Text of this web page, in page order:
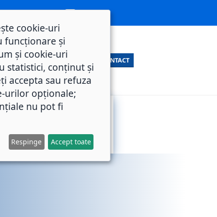
CONTACT
cookie-uri
funcționare și
și cookie-uri
statistici, conținut și
accepta sau refuza
urilor opționale;
nu pot fi
Respinge Accept toate